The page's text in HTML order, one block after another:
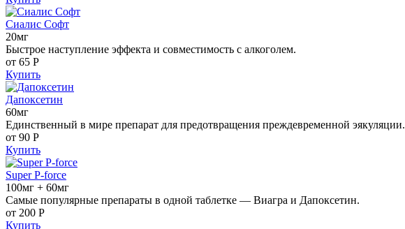
Сиалис Софт
20мг
Быстрое наступление эффекта и совместимость с алкоголем.
от 65 Р
Купить
Дапоксетин
60мг
Единственный в мире препарат для предотвращения преждевременной эякуляции.
от 90 Р
Купить
Super P-force
100мг + 60мг
Самые популярные препараты в одной таблетке — Виагра и Дапоксетин.
от 200 Р
Купить